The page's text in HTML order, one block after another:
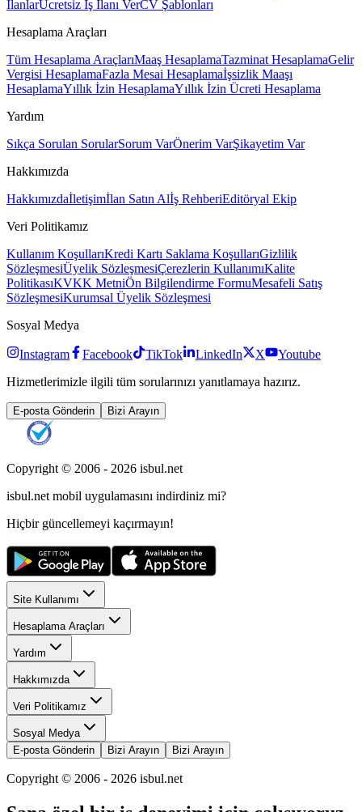
İlanlarÜcretsiz İş İlanı VerCV Şablonları
Hesaplama Araçları
Tüm Hesaplama AraçlarıMaaş HesaplamaTazminat HesaplamaGelir
Vergisi HesaplamaFazla Mesai Hesaplamaİşsizlik Maaşı
HesaplamaYıllık İzin HesaplamaYıllık İzin Ücreti Hesaplama
Yardım
Sıkça Sorulan SorularSorum VarÖnerim VarŞikayetim Var
Hakkımızda
Hakkımızdaİletişimİlan Satın Alİş RehberiEditöryal Ekip
Veri Politikamız
Kullanım KoşullarıKredi Kartı Saklama KoşullarıGizlilik
SözleşmesiÜyelik SözleşmesiÇerezlerin KullanımıKalite
PolitikasıKVKK MetniÖn Bilgilendirme FormuMesafeli Satış
SözleşmesiKurumsal Üyelik Sözleşmesi
Sosyal Medya
Instagram Facebook TikTok LinkedIn X
Youtube
Hizmetlerimizle ilgili tüm sorularınızı yanıtlamaya hazırız.
E-posta Gönderin Bizi Arayın
Copyright © 2006 - 2026 isbul.net
isbul.net mobil uygulamasını indirdiniz mi?
Hiçbir güncellemeyi kaçırmayın!
Site Kullanımı
Hesaplama Araçları
Yardım
Hakkımızda
Veri Politikamız
Sosyal Medya
E-posta Gönderin
Bizi Arayın Bizi Arayın
Copyright © 2006 - 2026 isbul.net